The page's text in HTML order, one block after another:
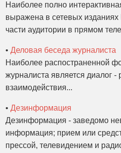
Наиболее полно
выражена в сетевых изданиях
части аудитории в прямом
•Деловая беседа журналиста
Наиболее распостраненной
журналиста является диалог -
взаимодействия...
•Дезинформация
Дезинформация - заведомо
информация; прием или
прессой, телевидением и